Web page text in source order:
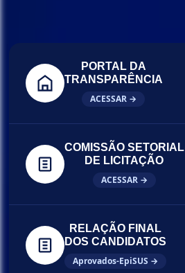
PORTAL DA
TRANSPARÊNCIA
ACESSAR →
COMISSÃO SETORIAL
DE LICITAÇÃO
ACESSAR →
RELAÇÃO FINAL
DOS CANDIDATOS
Aprovados-EpiSUS →